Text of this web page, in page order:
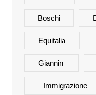
Boschi
Equitalia
Giannini
Immigrazione